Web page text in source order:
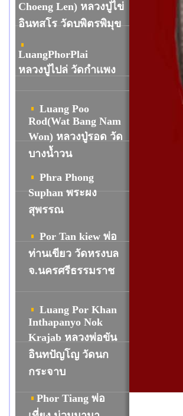
Choeng Len) หลวงปู่ไข่
อินทสโร วัดบพิตรพิมุข
LuangPhorPlai
หลวงปู่ไปล่ วัดกำเเพง
Luang Poo
Rod(Wat Bang Nam
Won) หลวงปู่รอด วัด
บางน้ำวน
Phra Phong
Suphan พระผง
สุพรรณ
Por Tan kiew พ่อ
ท่านเขียว วัดหรงบล
จ.นครศรีธรรมราช
Luang Por Khan
Inthapanyo Nok
Krajab หลวงพ่อขัน
อินทปัญโญ วัดนก
กระจาบ
Phor Tiang พ่อ